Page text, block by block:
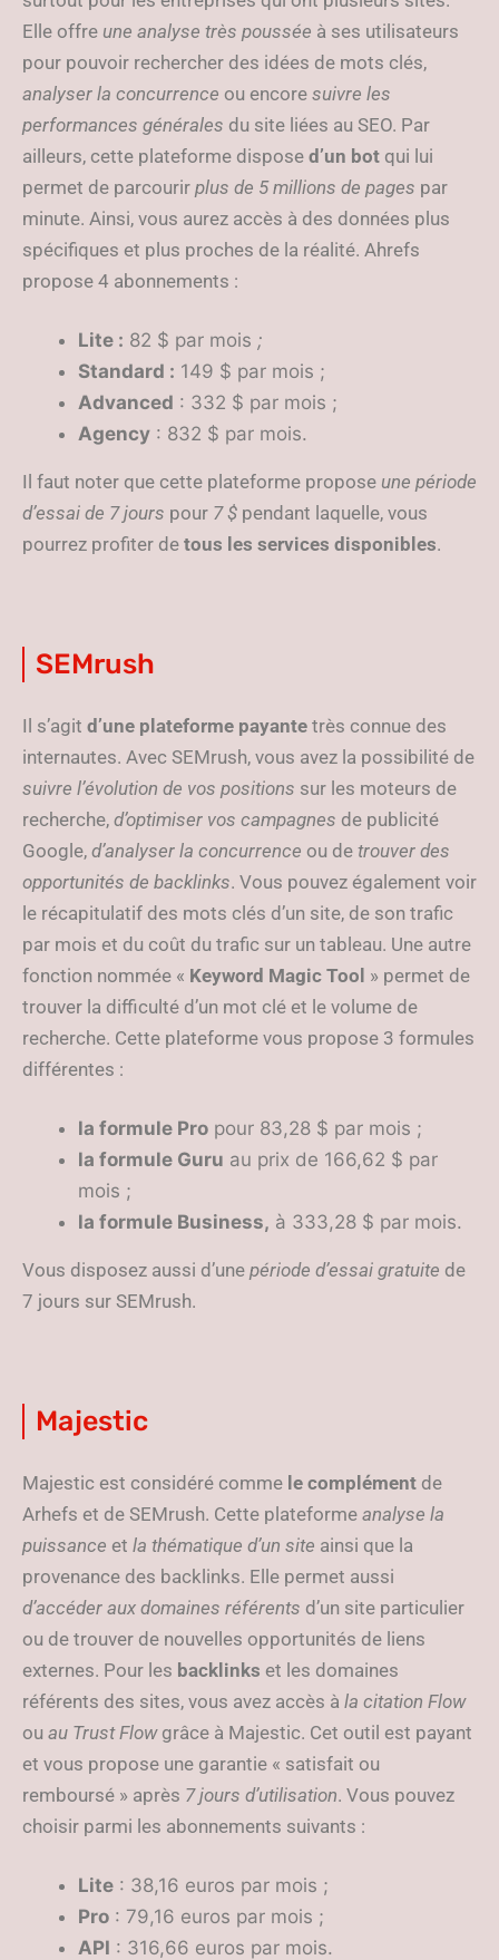
Elle offre une analyse très poussée à ses utilisateurs
pour pouvoir rechercher des idées de mots clés,
analyser la concurrence ou encore suivre les
performances générales du site liées au SEO. Par
ailleurs, cette plateforme dispose d’un bot qui lui
permet de parcourir plus de 5 millions de pages par
minute. Ainsi, vous aurez accès à des données plus
spécifiques et plus proches de la réalité. Ahrefs
propose 4 abonnements :
Lite : 82 $ par mois ;
Standard : 149 $ par mois ;
Advanced : 332 $ par mois ;
Agency : 832 $ par mois.
Il faut noter que cette plateforme propose une période
d’essai de 7 jours pour 7 $ pendant laquelle, vous
pourrez profiter de tous les services disponibles.
SEMrush
Il s’agit d’une plateforme payante très connue des
internautes. Avec SEMrush, vous avez la possibilité de
suivre l’évolution de vos positions sur les moteurs de
recherche, d’optimiser vos campagnes de publicité
Google, d’analyser la concurrence ou de trouver des
opportunités de backlinks. Vous pouvez également voir
le récapitulatif des mots clés d’un site, de son trafic
par mois et du coût du trafic sur un tableau. Une autre
fonction nommée « Keyword Magic Tool » permet de
trouver la difficulté d’un mot clé et le volume de
recherche. Cette plateforme vous propose 3 formules
différentes :
la formule Pro pour 83,28 $ par mois ;
la formule Guru au prix de 166,62 $ par
mois ;
la formule Business, à 333,28 $ par mois.
Vous disposez aussi d’une période d’essai gratuite de
7 jours sur SEMrush.
Majestic
Majestic est considéré comme le complément de
Arhefs et de SEMrush. Cette plateforme analyse la
puissance et la thématique d’un site ainsi que la
provenance des backlinks. Elle permet aussi
d’accéder aux domaines référents d’un site particulier
ou de trouver de nouvelles opportunités de liens
externes. Pour les backlinks et les domaines
référents des sites, vous avez accès à la citation Flow
ou au Trust Flowgrâce à Majestic. Cet outil est payant
et vous propose une garantie « satisfait ou
remboursé » après 7 jours d’utilisation. Vous pouvez
choisir parmi les abonnements suivants :
Lite : 38,16 euros par mois ;
Pro : 79,16 euros par mois ;
API : 316,66 euros par mois.